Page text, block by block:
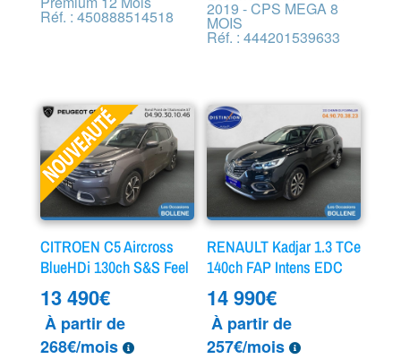
Réf. : 450888514518 2019 - CPS MEGA 8
MOIS
Réf. : 444201539633
CITROEN C5 Aircross
BlueHDi 130ch S&S Feel
13 490€
À partir de
268€/mois
RENAULT Kadjar 1.3 TCe
140ch FAP Intens EDC
14 990€
À partir de
257€/mois